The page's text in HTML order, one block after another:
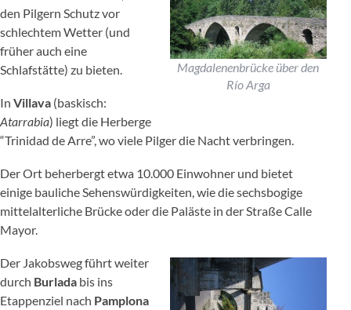
Magdalenenbrücke über den
Río Arga
den Pilgern Schutz vor
schlechtem Wetter (und
früher auch eine
Schlafstätte) zu bieten.
In Villava (baskisch:
Atarrabia) liegt die Herberge
“Trinidad de Arre”, wo viele Pilger die Nacht verbringen.
Der Ort beherbergt etwa 10.000 Einwohner und bietet
einige bauliche Sehenswürdigkeiten, wie die sechsbogige
mittelalterliche Brücke oder die Paläste in der Straße Calle
Mayor.
Der Jakobsweg führt weiter
durch Burlada bis ins
Etappenziel nach Pamplona